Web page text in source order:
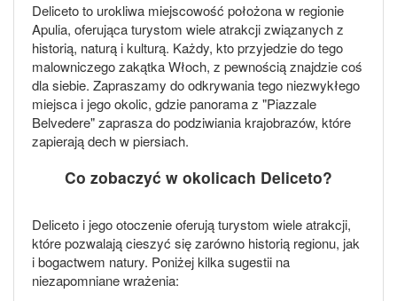
Deliceto to urokliwa miejscowość położona w regionie
Apulia, oferująca turystom wiele atrakcji związanych z
historią, naturą i kulturą. Każdy, kto przyjedzie do tego
malowniczego zakątka Włoch, z pewnością znajdzie coś
dla siebie. Zapraszamy do odkrywania tego niezwykłego
miejsca i jego okolic, gdzie panorama z "Piazzale
Belvedere" zaprasza do podziwiania krajobrazów, które
zapierają dech w piersiach.
Co zobaczyć w okolicach Deliceto?
Deliceto i jego otoczenie oferują turystom wiele atrakcji,
które pozwalają cieszyć się zarówno historią regionu, jak
i bogactwem natury. Poniżej kilka sugestii na
niezapomniane wrażenia: